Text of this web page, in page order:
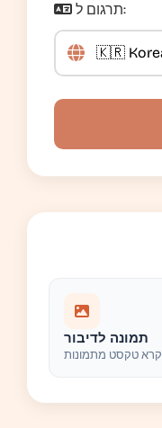
תרגום ל:
תמונה לדיבור
קרא טקסט מתמונות